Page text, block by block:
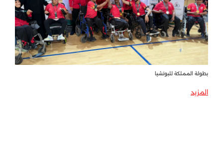
بطولة المملكة للبوتشيا
المزيد